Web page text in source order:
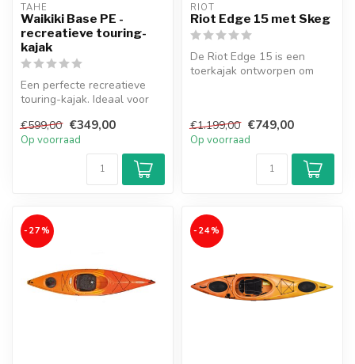
TAHE
Waikiki Base PE -
recreatieve touring-
kajak
Een perfecte recreatieve
touring-kajak. Ideaal voor
kinde...
€599,00 €349,00
Op voorraad
RIOT
Riot Edge 15 met Skeg
De Riot Edge 15 is een
toerkajak ontworpen om
€1.199,00 €749,00
Op voorraad
-27% -24%